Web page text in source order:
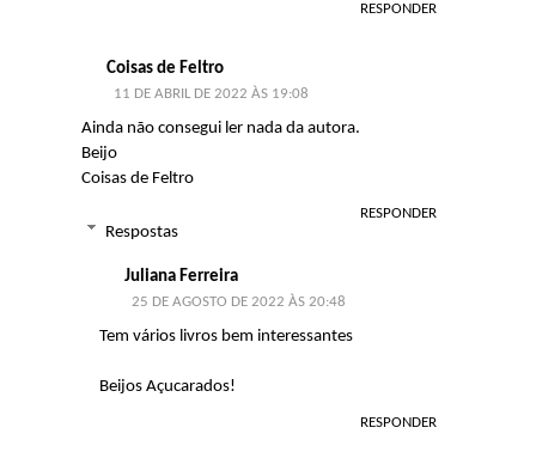
RESPONDER
Coisas de Feltro
11 DE ABRIL DE 2022 ÀS 19:08
Ainda não consegui ler nada da autora.
Beijo
Coisas de Feltro
RESPONDER
Respostas
Juliana Ferreira
25 DE AGOSTO DE 2022 ÀS 20:48
Tem vários livros bem interessantes
Beijos Açucarados!
RESPONDER